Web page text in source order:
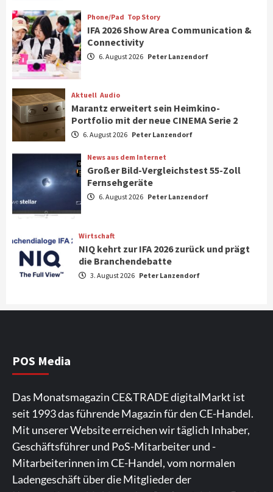
7
1
Aktuell
Steigende Hardware-Preise: Mehr als ein
Drittel der Gamer verschiebt Käufe
2
Phone/Pad Top Story
IFA 2026 Show Area Communication &
Aktuell Audio
Marantz erweitert sein Heimkino-
Portfolio mit der neue CINEMA Serie 2
News aus dem Internet
Großer Bild-Vergleichstest 55-Zoll
Fernsehgeräte
5
6
CHERRY baut Vertriebsteam in
strategisch wichtigen Märkten aus
Smart Living Top Story
Verbraucher setzen immer mehr auf
Klimageräte und Ventilatoren
Phone/Pad Top Story
IFA 2026 Show Area Communication &
Connectivity
6. August 2026 Peter Lanzendorf
Aktuell Audio
Marantz erweitert sein Heimkino-
Portfolio mit der neue CINEMA Serie 2
6. August 2026 Peter Lanzendorf
News aus dem Internet
Großer Bild-Vergleichstest 55-Zoll
Fernsehgeräte
6. August 2026 Peter Lanzendorf
Wirtschaft
NIQ kehrt zur IFA 2026 zurück und prägt
die Branchendebatte
3. August 2026 Peter Lanzendorf
POS Media
Das Monatsmagazin CE&TRADE digitalMarkt ist
seit 1993 das führende Magazin für den CE-Handel.
Mit unserer Website erreichen wir täglich Inhaber,
Geschäftsführer und PoS-Mitarbeiter und -
Mitarbeiterinnen im CE-Handel, vom normalen
Ladengeschäft über die Mitglieder der